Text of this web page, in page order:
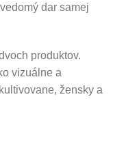
dar samej
produktov.
vizuálne a
žensky a